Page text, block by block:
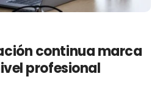
continua marca
profesional